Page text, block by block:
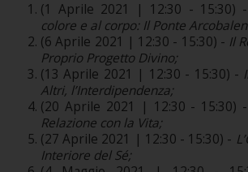
(1 Aprile 2021 | 12:30 - 15:30) -
colore e al corpo: Il Ponte
(6 Aprile 2021 | 12:30 - 15:30) - Il
Proprio Progetto Divino;
(13 Aprile 2021 | 12:30 - 15:30) -
Altri, l’Interdipendenza;
(20 Aprile 2021 | 12:30 - 15:30) -
Relazione con la Vita;
(27 Aprile 2021 | 12:30 - 15:30) -
Interiore del Sé;